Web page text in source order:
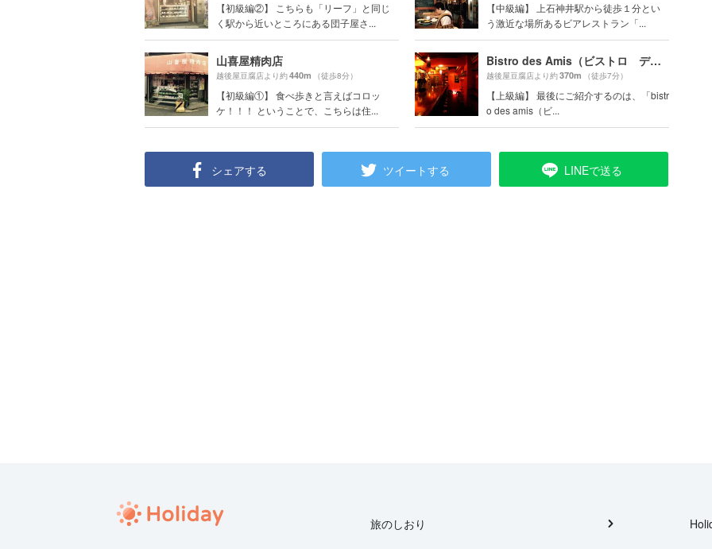
【初級編②】 こちらも「リーフ」と同じ
く駅から近いところにある団子屋さ...
【中級編】 上石神井駅から徒歩１分とい
う激近な場所あるビアレストラン「...
山喜屋精肉店
越後屋豆腐店より約440m （徒歩8分）
【初級編①】 食べ歩きと言えばコロッ
ケ！！！ ということで、こちらは住...
Bistro des Amis（ビストロ デザミ）
越後屋豆腐店より約370m （徒歩7分）
【上級編】 最後にご紹介するのは、「bistr
o des amis（ビ...
シェアする ツイートする LINEで送る
旅のしおり